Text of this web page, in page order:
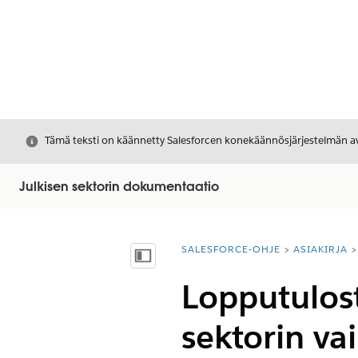
Sulje
Tämä teksti on käännetty Salesforcen konekäännösjärjestelmän
Julkisen sektorin dokumentaatio
Näytä sisällysluettelo
Olet tässä:
SALESFORCE-OHJE ASIAKIRJA
sektorin